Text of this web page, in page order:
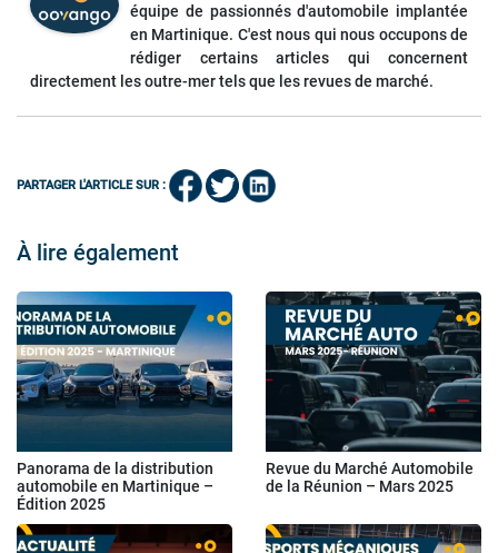
équipe de passionnés d'automobile implantée
en Martinique. C'est nous qui nous occupons de
rédiger certains articles qui concernent
directement les outre-mer tels que les revues de marché.
PARTAGER L'ARTICLE SUR :
À lire également
Panorama de la distribution
automobile en Martinique –
Édition 2025
Revue du Marché Automobile
de la Réunion – Mars 2025